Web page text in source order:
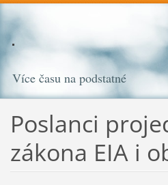
Více času na podstatné
Poslanci
zákona EIA i